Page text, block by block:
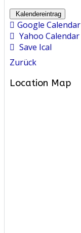
Kalendereintrag
Google Calendar
Yahoo Calendar
Save Ical
Zurück
Location Map